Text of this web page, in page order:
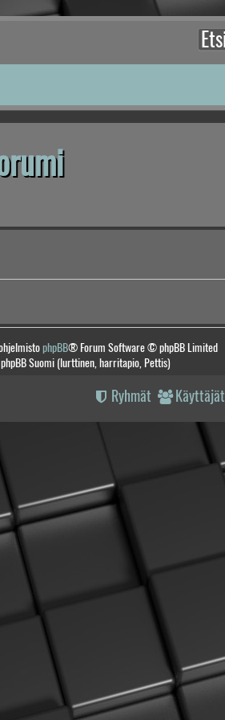
phpBB® Forum Software © phpBB Limited
phpBB Suomi (lurttinen, harritapio, Pettis)
Käyttäjät
Ryhmät